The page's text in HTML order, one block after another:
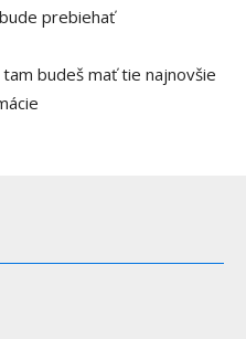
prebiehať
tam budeš mať tie najnovšie